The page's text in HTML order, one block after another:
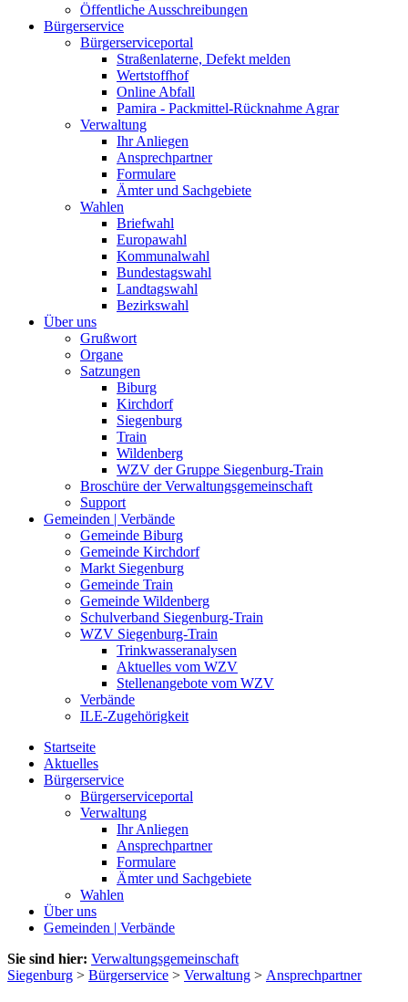
Öffentliche Ausschreibungen
Bürgerservice
Bürgerserviceportal
Straßenlaterne, Defekt melden
Wertstoffhof
Online Abfall
Pamira - Packmittel-Rücknahme Agrar
Verwaltung
Ihr Anliegen
Ansprechpartner
Formulare
Ämter und Sachgebiete
Wahlen
Briefwahl
Europawahl
Kommunalwahl
Bundestagswahl
Landtagswahl
Bezirkswahl
Über uns
Grußwort
Organe
Satzungen
Biburg
Kirchdorf
Siegenburg
Train
Wildenberg
WZV der Gruppe Siegenburg-Train
Broschüre der Verwaltungsgemeinschaft
Support
Gemeinden | Verbände
Gemeinde Biburg
Gemeinde Kirchdorf
Markt Siegenburg
Gemeinde Train
Gemeinde Wildenberg
Schulverband Siegenburg-Train
WZV Siegenburg-Train
Trinkwasseranalysen
Aktuelles vom WZV
Stellenangebote vom WZV
Verbände
ILE-Zugehörigkeit
Startseite
Aktuelles
Bürgerservice
Bürgerserviceportal
Verwaltung
Ihr Anliegen
Ansprechpartner
Formulare
Ämter und Sachgebiete
Wahlen
Über uns
Gemeinden | Verbände
Sie sind hier: Verwaltungsgemeinschaft
Siegenburg > Bürgerservice > Verwaltung > Ansprechpartner